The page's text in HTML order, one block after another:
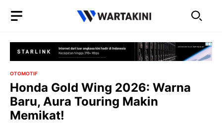
OTOMOTIF
Honda Gold Wing 2026: Warna
Baru, Aura Touring Makin
Memikat!